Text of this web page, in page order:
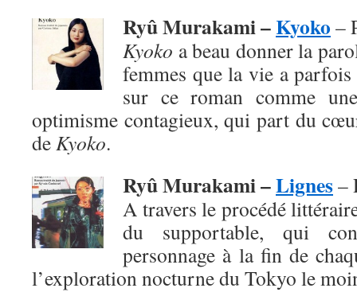
Ryû Murakami –Kyoko –
Kyoko a beau donner la
femmes que la vie a
sur ce roman comme
optimisme contagieux, qui part du
deKyoko.
Ryû Murakami –Lignes–
A travers le procédé
du supportable, qui
personnage à la fin de
l’exploration nocturne du Tokyo le